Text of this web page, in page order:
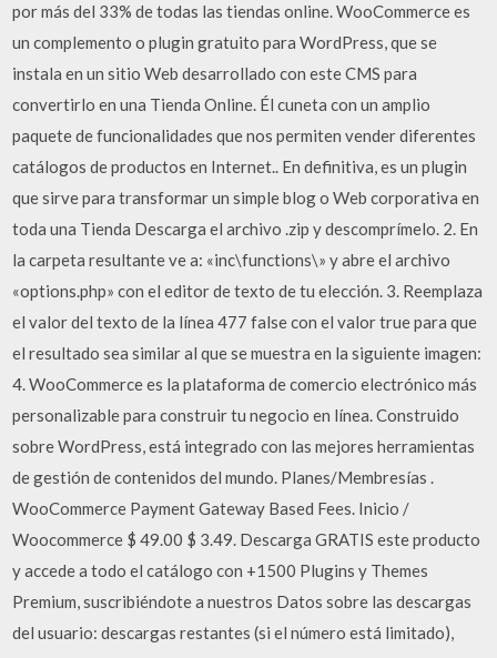
por más del 33% de todas las tiendas online. WooCommerce es
un complemento o plugin gratuito para WordPress, que se
instala en un sitio Web desarrollado con este CMS para
convertirlo en una Tienda Online. Él cuneta con un amplio
paquete de funcionalidades que nos permiten vender diferentes
catálogos de productos en Internet.. En definitiva, es un plugin
que sirve para transformar un simple blog o Web corporativa en
toda una Tienda Descarga el archivo .zip y descomprímelo. 2. En
la carpeta resultante ve a: «inc\functions\» y abre el archivo
«options.php» con el editor de texto de tu elección. 3. Reemplaza
el valor del texto de la línea 477 false con el valor true para que
el resultado sea similar al que se muestra en la siguiente imagen:
4. WooCommerce es la plataforma de comercio electrónico más
personalizable para construir tu negocio en línea. Construido
sobre WordPress, está integrado con las mejores herramientas
de gestión de contenidos del mundo. Planes/Membresías .
WooCommerce Payment Gateway Based Fees. Inicio /
Woocommerce $ 49.00 $ 3.49. Descarga GRATIS este producto
y accede a todo el catálogo con +1500 Plugins y Themes
Premium, suscribiéndote a nuestros Datos sobre las descargas
del usuario: descargas restantes (si el número está limitado),